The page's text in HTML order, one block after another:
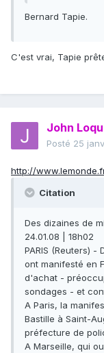
Bernard Tapie.
C'est vrai, Tapie
John
Posté 25
http://
Citation
Des dizaines de
24.01.08 | 18h02
PARIS (Reuters)
ont manifesté en
d'achat -
sondages - et
A Paris, la
Bastille à Saint-
préfecture de
A Marseille, qui